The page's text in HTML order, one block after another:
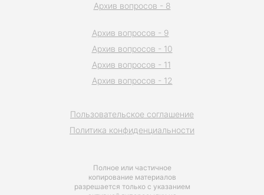
Полное или частичное
копирование материалов
разрешается только с указанием
Пользовательское соглашение
Политика конфиденциальности
Архив вопросов - 8
Архив вопросов - 9
Архив вопросов - 10
Архив вопросов - 11
Архив вопросов - 12